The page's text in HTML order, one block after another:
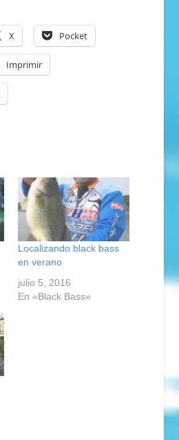
X Pocket
Imprimir
Localizando black bass
en verano
julio 5, 2016
En «Black Bass»